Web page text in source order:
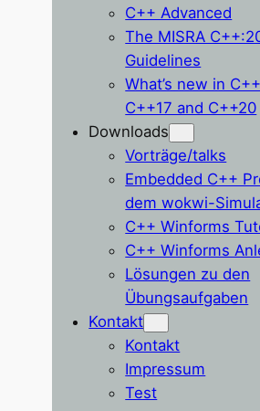
C++ Advanced
The MISRA
Guidelines
What’s new in
C++17 and C++20
Downloads
Vorträge/talks
Embedded C++
dem wokwi-
C++ Winforms
C++ Winforms
Lösungen zu den
Übungsaufgaben
Kontakt
Kontakt
Impressum
Test